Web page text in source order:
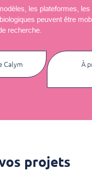
les plateformes,
peuvent être
recherche.
Calym
À
projets